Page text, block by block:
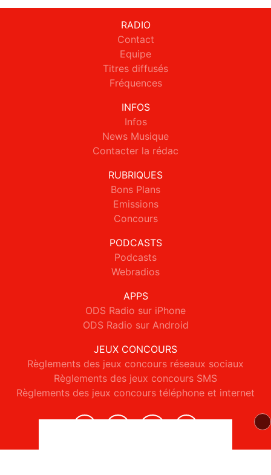
RADIO
Contact
Equipe
Titres diffusés
Fréquences
INFOS
Infos
News Musique
Contacter la rédac
RUBRIQUES
Bons Plans
Emissions
Concours
PODCASTS
Podcasts
Webradios
APPS
ODS Radio sur iPhone
ODS Radio sur Android
JEUX CONCOURS
Règlements des jeux concours réseaux sociaux
Règlements des jeux concours SMS
Règlements des jeux concours téléphone et internet